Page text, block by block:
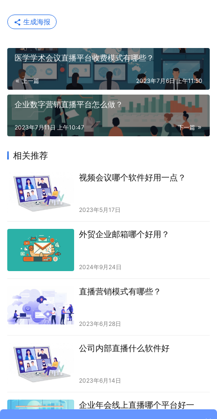
生成海报
医学学术会议直播平台收费模式有哪些？
上一篇 2023年7月6日 上午11:50
企业数字营销直播平台怎么做？
下一篇
2023年7月11日 上午10:47
相关推荐
视频会议哪个软件好用一点？
2023年5月17日
外贸企业邮箱哪个好用？
2024年9月24日
直播营销模式有哪些？
2023年6月28日
公司内部直播什么软件好
2023年6月14日
企业年会线上直播哪个平台好一